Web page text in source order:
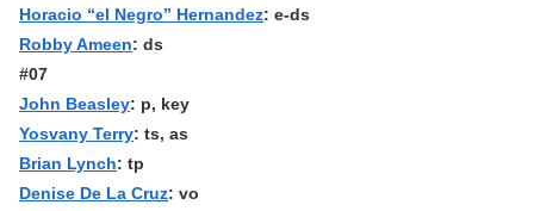
Horacio “el Negro” Hernandez: e-ds
Robby Ameen: ds
#07
John Beasley: p, key
Yosvany Terry: ts, as
Brian Lynch: tp
Denise De La Cruz: vo